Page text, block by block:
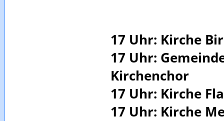
17 Uhr: Kirche
17 Uhr:
Kirchenchor
17 Uhr: Kirche
17 Uhr: Kirche